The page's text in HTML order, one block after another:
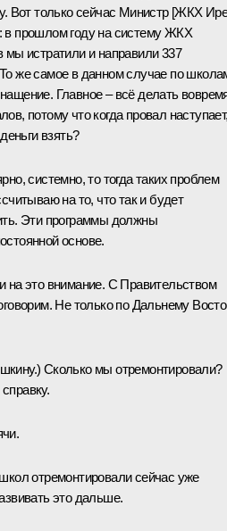
Вот только сейчас Министр [ЖКХ
в прошлом году на систему ЖКХ
мы истратили и направили 337
же самое в данном случае по
Главное – всё делать
потому что когда провал
взять?
системно, то тогда таких проблем
на то, что так и будет
Эти программы должны
основе.
на это внимание. С Правительством
Не только по Дальнему
Сколько мы отремонтировали?
отремонтировали сейчас уже
это дальше.